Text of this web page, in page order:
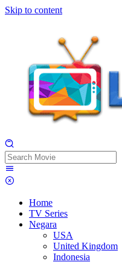
Skip to content
Home
TV Series
Negara
USA
United Kingdom
Indonesia